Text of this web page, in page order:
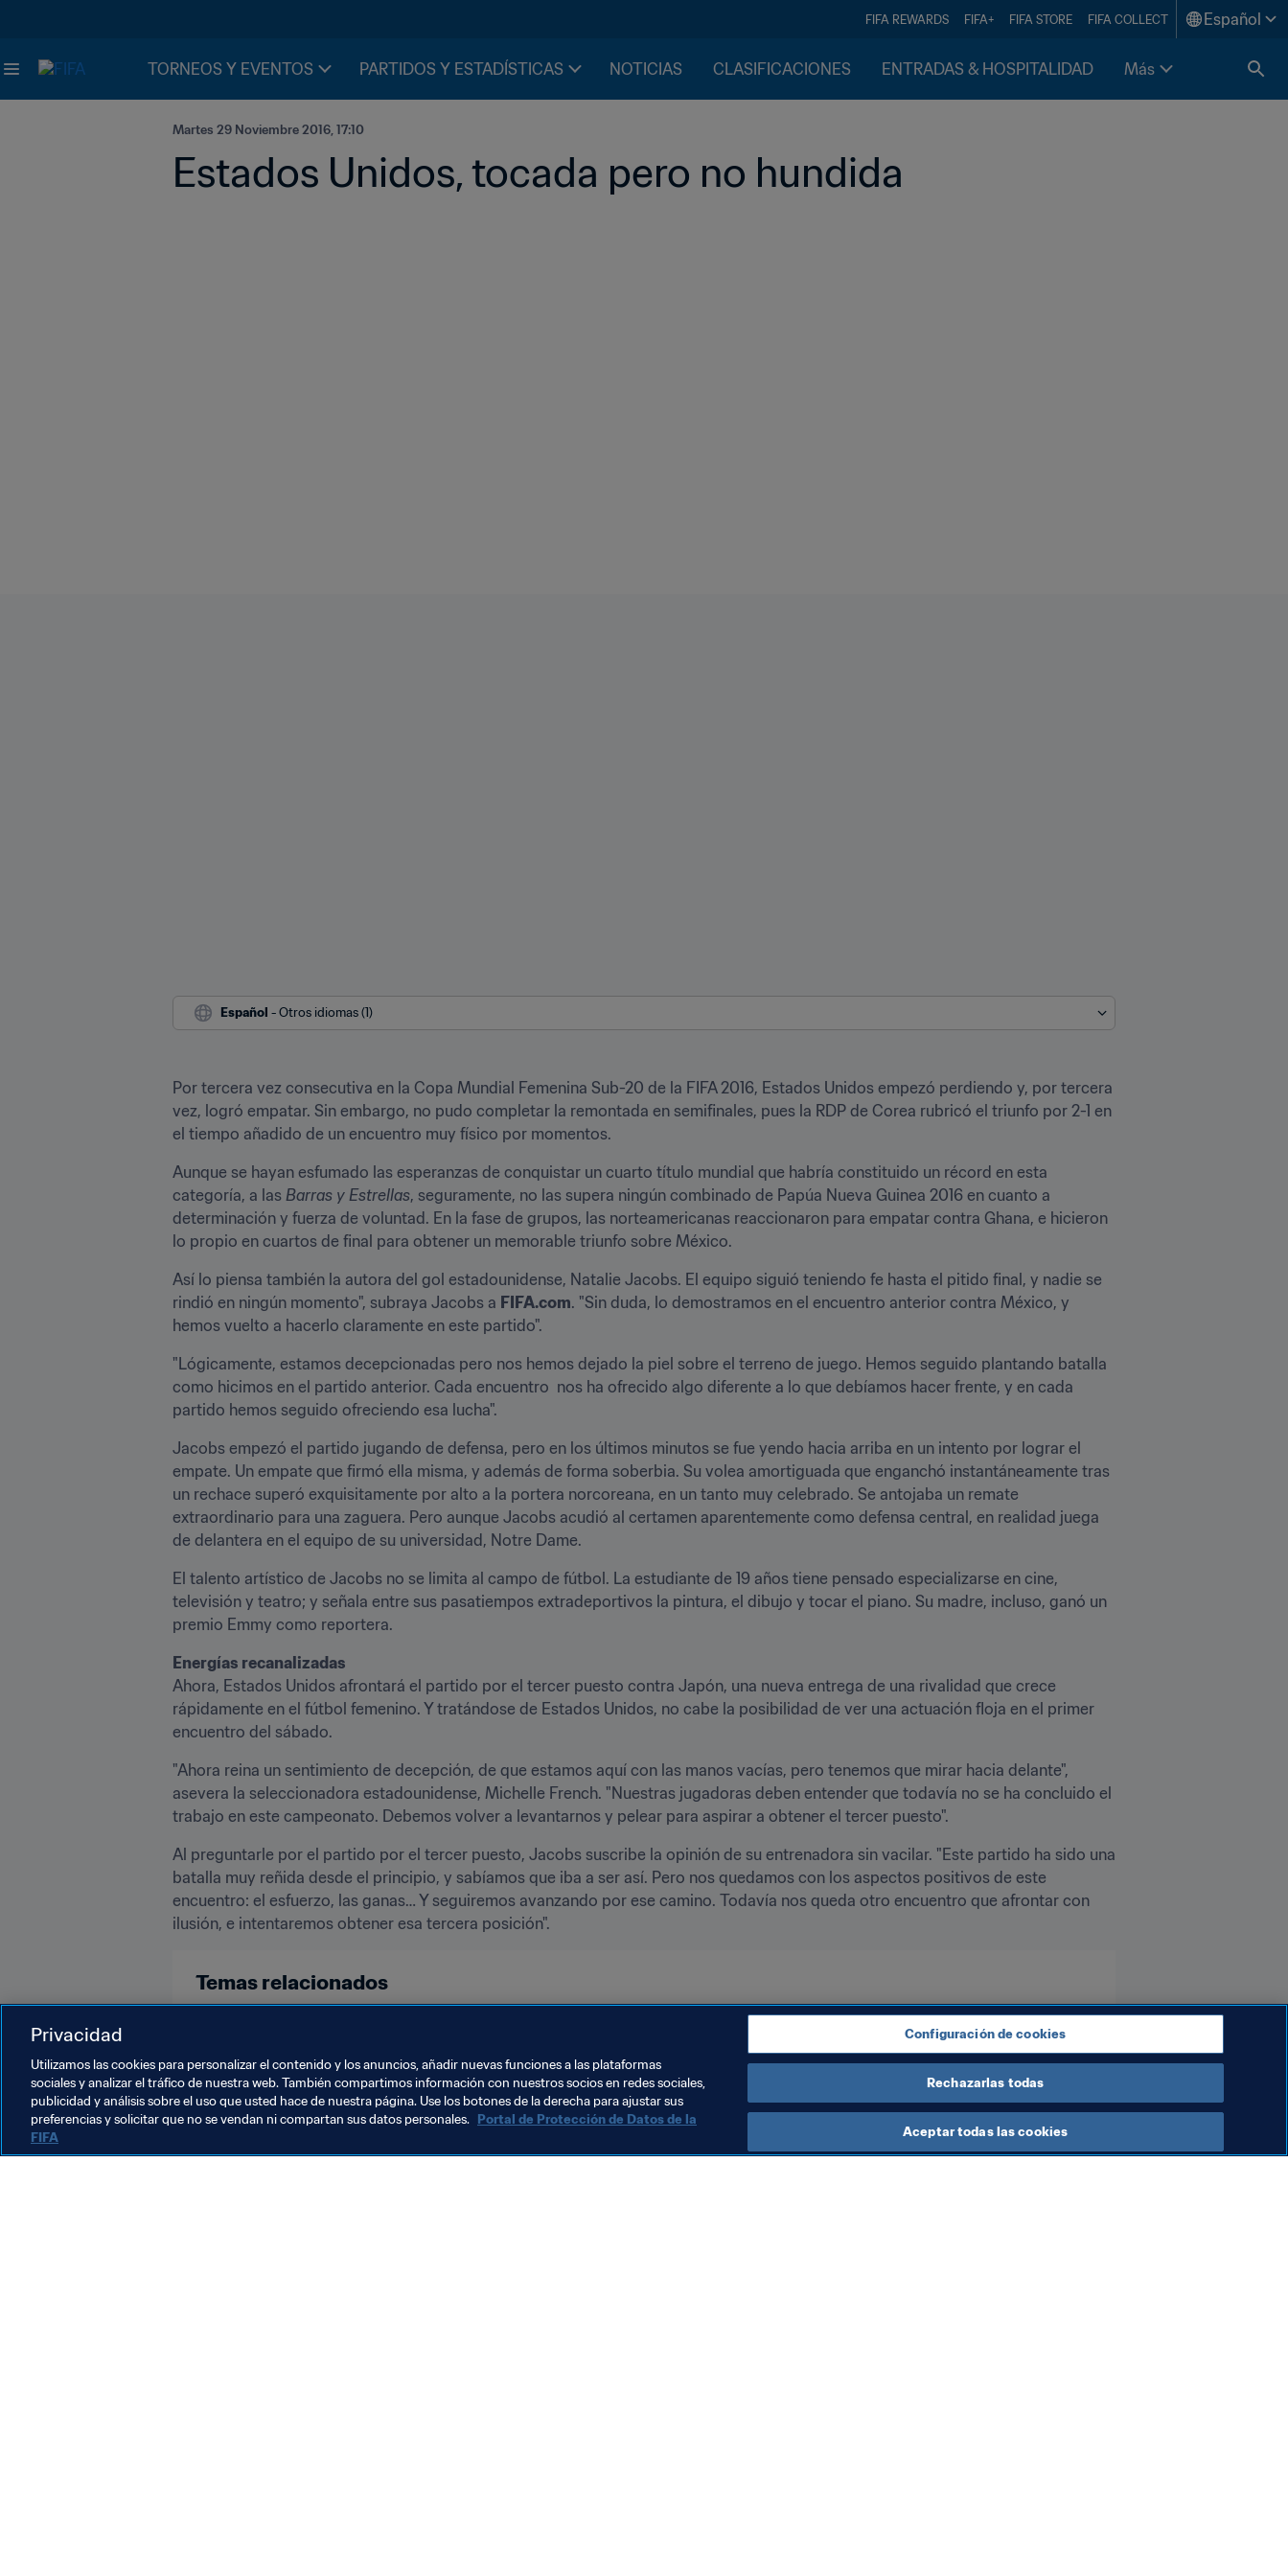
FIFA REWARDS FIFA+ FIFA STORE FIFA COLLECT Español
TORNEOS Y EVENTOS PARTIDOS Y ESTADÍSTICAS NOTICIAS CLASIFICACIONES ENTRADAS & HOSPITALIDAD Más
Martes 29 Noviembre 2016, 17:10
Estados Unidos, tocada pero no hundida
Español - Otros idiomas (1)
Por tercera vez consecutiva en la Copa Mundial Femenina Sub-20 de la FIFA 2016, Estados Unidos empezó perdiendo y, por tercera
vez, logró empatar. Sin embargo, no pudo completar la remontada en semifinales, pues la RDP de Corea rubricó el triunfo por 2-1 en
el tiempo añadido de un encuentro muy físico por momentos.
Aunque se hayan esfumado las esperanzas de conquistar un cuarto título mundial que habría constituido un récord en esta
categoría, a las Barras y Estrellas, seguramente, no las supera ningún combinado de Papúa Nueva Guinea 2016 en cuanto a
determinación y fuerza de voluntad. En la fase de grupos, las norteamericanas reaccionaron para empatar contra Ghana, e hicieron
lo propio en cuartos de final para obtener un memorable triunfo sobre México.
Así lo piensa también la autora del gol estadounidense, Natalie Jacobs. El equipo siguió teniendo fe hasta el pitido final, y nadie se
rindió en ningún momento", subraya Jacobs a FIFA.com. "Sin duda, lo demostramos en el encuentro anterior contra México, y
hemos vuelto a hacerlo claramente en este partido".
"Lógicamente, estamos decepcionadas pero nos hemos dejado la piel sobre el terreno de juego. Hemos seguido plantando batalla
como hicimos en el partido anterior. Cada encuentro  nos ha ofrecido algo diferente a lo que debíamos hacer frente, y en cada
partido hemos seguido ofreciendo esa lucha".
Jacobs empezó el partido jugando de defensa, pero en los últimos minutos se fue yendo hacia arriba en un intento por lograr el
empate. Un empate que firmó ella misma, y además de forma soberbia. Su volea amortiguada que enganchó instantáneamente tras
un rechace superó exquisitamente por alto a la portera norcoreana, en un tanto muy celebrado. Se antojaba un remate
extraordinario para una zaguera. Pero aunque Jacobs acudió al certamen aparentemente como defensa central, en realidad juega
de delantera en el equipo de su universidad, Notre Dame.
El talento artístico de Jacobs no se limita al campo de fútbol. La estudiante de 19 años tiene pensado especializarse en cine,
televisión y teatro; y señala entre sus pasatiempos extradeportivos la pintura, el dibujo y tocar el piano. Su madre, incluso, ganó un
premio Emmy como reportera.
Energías recanalizadas
Ahora, Estados Unidos afrontará el partido por el tercer puesto contra Japón, una nueva entrega de una rivalidad que crece
rápidamente en el fútbol femenino. Y tratándose de Estados Unidos, no cabe la posibilidad de ver una actuación floja en el primer
encuentro del sábado.
"Ahora reina un sentimiento de decepción, de que estamos aquí con las manos vacías, pero tenemos que mirar hacia delante",
asevera la seleccionadora estadounidense, Michelle French. "Nuestras jugadoras deben entender que todavía no se ha concluido el
trabajo en este campeonato. Debemos volver a levantarnos y pelear para aspirar a obtener el tercer puesto".
Al preguntarle por el partido por el tercer puesto, Jacobs suscribe la opinión de su entrenadora sin vacilar. "Este partido ha sido una
batalla muy reñida desde el principio, y sabíamos que iba a ser así. Pero nos quedamos con los aspectos positivos de este
encuentro: el esfuerzo, las ganas… Y seguiremos avanzando por ese camino. Todavía nos queda otro encuentro que afrontar con
ilusión, e intentaremos obtener esa tercera posición".
Temas relacionados
Privacidad
Utilizamos las cookies para personalizar el contenido y los anuncios, añadir nuevas funciones a las plataformas
sociales y analizar el tráfico de nuestra web. También compartimos información con nuestros socios en redes sociales,
publicidad y análisis sobre el uso que usted hace de nuestra página. Use los botones de la derecha para ajustar sus
preferencias y solicitar que no se vendan ni compartan sus datos personales. Portal de Protección de Datos de la
FIFA
Configuración de cookies
Rechazarlas todas
Aceptar todas las cookies